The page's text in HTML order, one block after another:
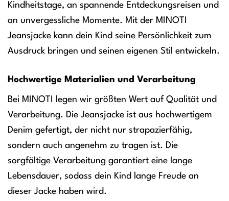
Kindheitstage, an spannende Entdeckungsreisen und
an unvergessliche Momente. Mit der MINOTI
Jeansjacke kann dein Kind seine Persönlichkeit zum
Ausdruck bringen und seinen eigenen Stil entwickeln.
Hochwertige Materialien und Verarbeitung
Bei MINOTI legen wir größten Wert auf Qualität und
Verarbeitung. Die Jeansjacke ist aus hochwertigem
Denim gefertigt, der nicht nur strapazierfähig,
sondern auch angenehm zu tragen ist. Die
sorgfältige Verarbeitung garantiert eine lange
Lebensdauer, sodass dein Kind lange Freude an
dieser Jacke haben wird.